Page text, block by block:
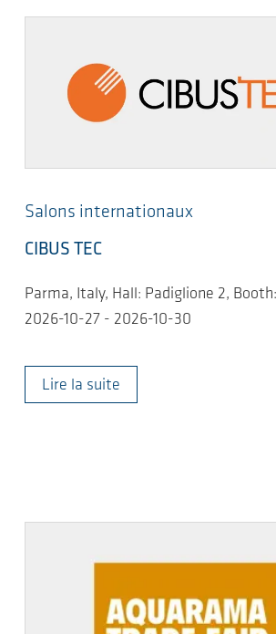
Salons internationaux
CIBUS TEC
Parma, Italy, Hall: Padiglione 2,
2026-10-27 - 2026-10-30
Lire la suite